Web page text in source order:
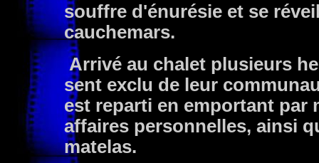
souffre d'énurésie et se
cauchemars.
Arrivé au chalet plusieurs
sent exclu de leur
est reparti en emportant par
affaires personnelles, ainsi
matelas.